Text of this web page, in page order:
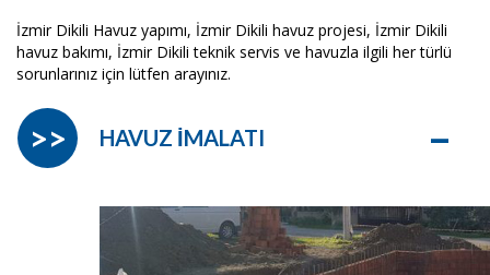
İzmir Dikili Havuz yapımı, İzmir Dikili havuz projesi, İzmir Dikili
havuz bakımı, İzmir Dikili teknik servis ve havuzla ilgili her türlü
sorunlarınız için lütfen arayınız.
HAVUZ İMALATI –
>>